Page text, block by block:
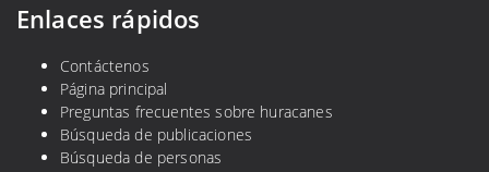
Enlaces rápidos
Contáctenos
Página principal
Preguntas frecuentes sobre huracanes
Búsqueda de publicaciones
Búsqueda de personas